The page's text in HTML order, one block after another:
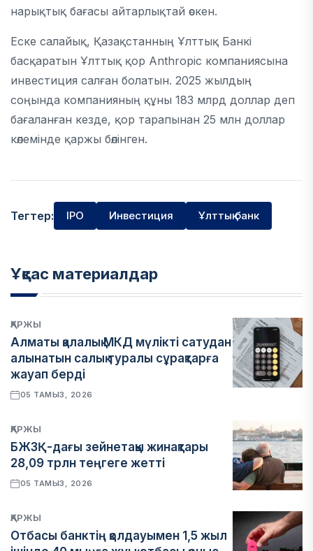
нарықтық бағасы айтарлықтай өскен.
Еске салайық, Қазақстанның Ұлттық Банкі
басқаратын Ұлттық қор Anthropic компаниясына
инвестиция салған болатын. 2025 жылдың
соңында компанияның құны 183 млрд доллар деп
бағаланған кезде, қор тарапынан 25 млн доллар
көлемінде қаржы бөлінген.
Тегтер: IPO Инвестиция Ұлттық банк
Ұқсас материалдар
ҚАРЖЫ
Алматы қалалық МКД мүлікті сатудан
алынатын салық туралы сұрақтарға
жауап берді
05 ТАМЫЗ, 2026
ҚАРЖЫ
БЖЗҚ-дағы зейнетақы жинақтары
28,09 трлн теңгеге жетті
05 ТАМЫЗ, 2026
ҚАРЖЫ
Отбасы банктің қолдауымен 1,5 жыл